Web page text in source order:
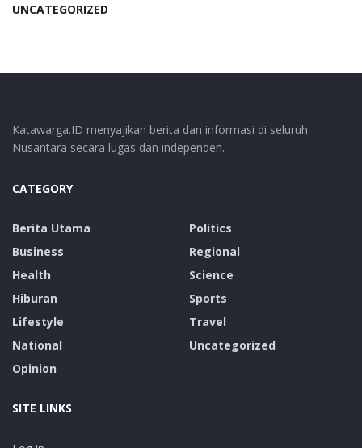
UNCATEGORIZED
Katawarga.ID menyajikan berita dan informasi di seluruh
Nusantara secara lugas dan independen.
CATEGORY
Berita Utama
Business
Health
Hiburan
Lifestyle
National
Opinion
Politics
Regional
Science
Sports
Travel
Uncategorized
SITE LINKS